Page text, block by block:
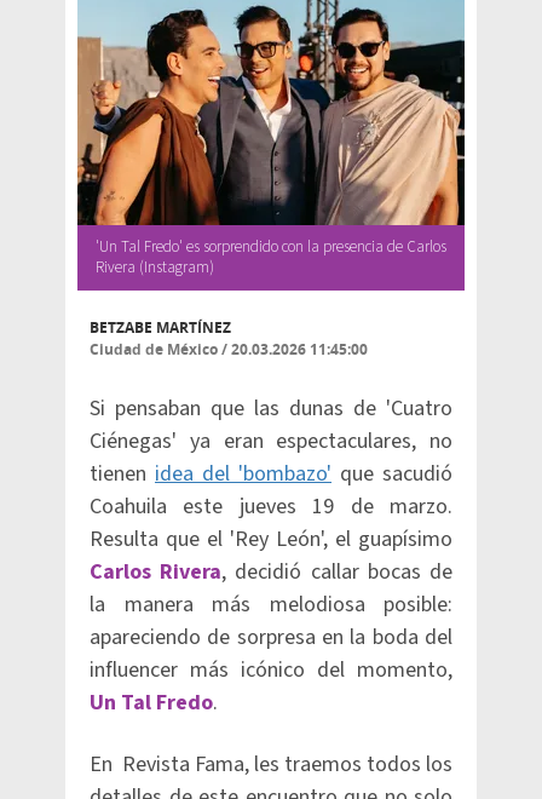
'Un Tal Fredo' es sorprendido con la presencia de Carlos
Rivera (Instagram)
BETZABE MARTÍNEZ
Ciudad de México/20.03.2026 11:45:00
Si pensaban que las dunas de 'Cuatro
Ciénegas' ya eran espectaculares, no
tienen idea del 'bombazo' que sacudió
Coahuila este jueves 19 de marzo.
Resulta que el 'Rey León', el guapísimo
Carlos Rivera, decidió callar bocas de
la manera más melodiosa posible:
apareciendo de sorpresa en la boda del
influencer más icónico del momento,
Un Tal Fredo.
En Revista Fama, les traemos todos los